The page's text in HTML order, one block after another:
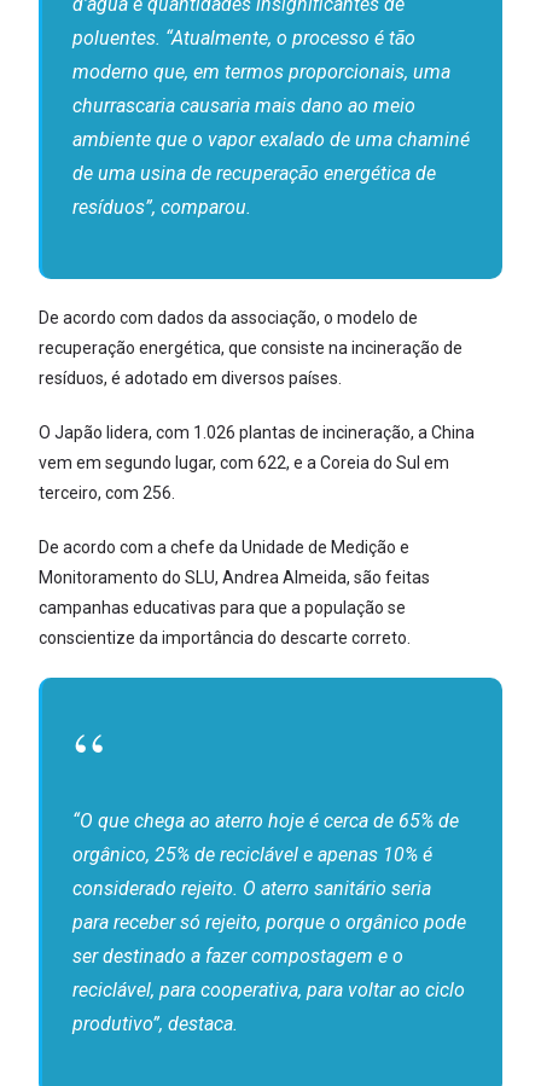
d’água e quantidades insignificantes de
poluentes. “Atualmente, o processo é tão
moderno que, em termos proporcionais, uma
churrascaria causaria mais dano ao meio
ambiente que o vapor exalado de uma chaminé
de uma usina de recuperação energética de
resíduos”, comparou.
De acordo com dados da associação, o modelo de
recuperação energética, que consiste na incineração de
resíduos, é adotado em diversos países.
O Japão lidera, com 1.026 plantas de incineração, a China
vem em segundo lugar, com 622, e a Coreia do Sul em
terceiro, com 256.
De acordo com a chefe da Unidade de Medição e
Monitoramento do SLU, Andrea Almeida, são feitas
campanhas educativas para que a população se
conscientize da importância do descarte correto.
“O que chega ao aterro hoje é cerca de 65% de
orgânico, 25% de reciclável e apenas 10% é
considerado rejeito. O aterro sanitário seria
para receber só rejeito, porque o orgânico pode
ser destinado a fazer compostagem e o
reciclável, para cooperativa, para voltar ao ciclo
produtivo”, destaca.